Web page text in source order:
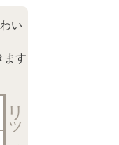
い
ます